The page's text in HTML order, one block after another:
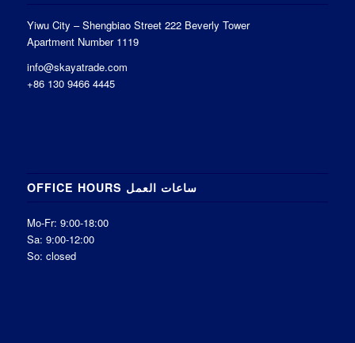
Yiwu City – Shengbiao Street 222 Beverly Tower
Apartment Number 1119
info@skayatrade.com
+86 130 9466 4445
OFFICE HOURS ساعات العمل
Mo-Fr: 9:00-18:00
Sa: 9:00-12:00
So: closed